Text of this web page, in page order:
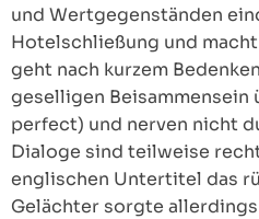
und Wertgegenständen
Hotelschließung und
geht nach kurzem
geselligen Beisammensein
perfect) und nerven nicht
Dialoge sind teilweise
englischen Untertitel das
Gelächter sorgte